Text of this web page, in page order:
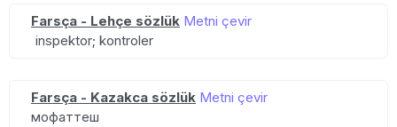
Farsça - Lehçe sözlük Metni çevir
inspektor; kontroler
Farsça - Kazakca sözlük Metni çevir
мофаттеш